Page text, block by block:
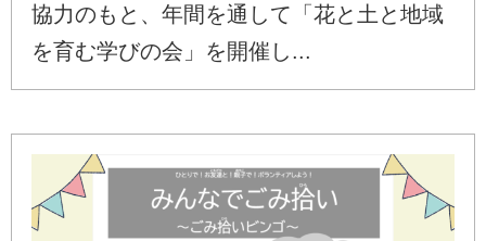
協力のもと、年間を通して「花と土と地域
を育む学びの会」を開催し...